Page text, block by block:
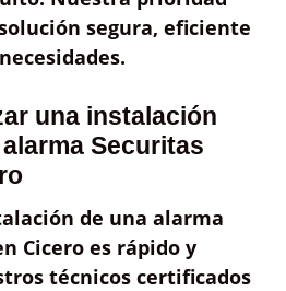
segura, eficiente
una instalación
Securitas
de una alarma
Cicero es rápido y
técnicos certificados